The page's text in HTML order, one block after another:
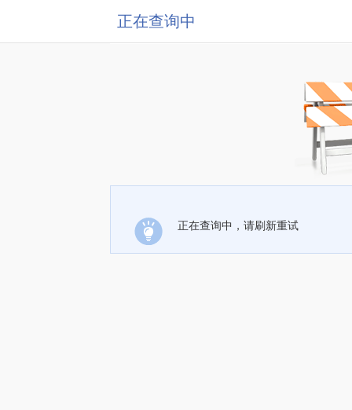
正在查询中
正在查询中，请刷新重试